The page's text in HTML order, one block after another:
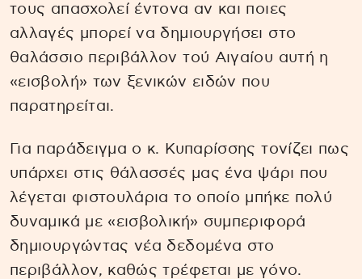
τους απασχολεί έντονα αν και ποιες
αλλαγές μπορεί να δημιουργήσει στο
θαλάσσιο περιβάλλον τού Αιγαίου αυτή η
«εισβολή» των ξενικών ειδών που
παρατηρείται.
Για παράδειγμα ο κ. Κυπαρίσσης τονίζει πως
υπάρχει στις θάλασσές μας ένα ψάρι που
λέγεται φιστουλάρια το οποίο μπήκε πολύ
δυναμικά με «εισβολική» συμπεριφορά
δημιουργώντας νέα δεδομένα στο
περιβάλλον, καθώς τρέφεται με γόνο.